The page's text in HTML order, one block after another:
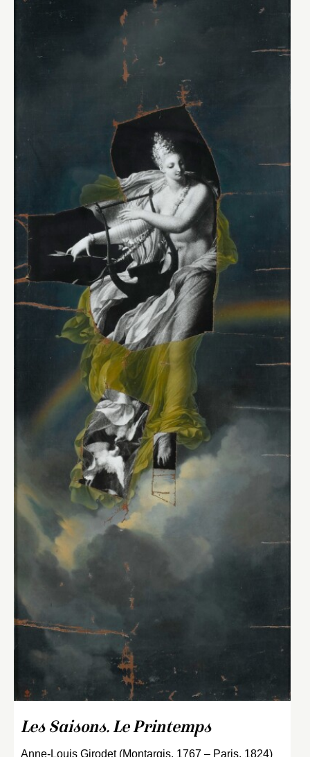
Les Saisons. Le Printemps
Anne-Louis Girodet (Montargis, 1767 – Paris, 1824)